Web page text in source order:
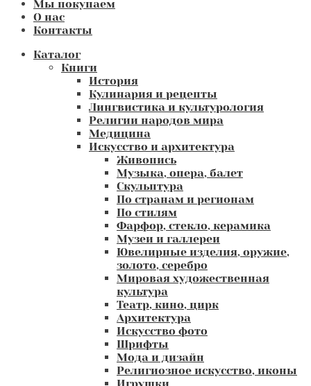
Мы покупаем
О нас
Контакты
Каталог
Книги
История
Кулинария и рецепты
Лингвистика и культурология
Религии народов мира
Медицина
Искусство и архитектура
Живопись
Музыка, опера, балет
Скульптура
По странам и регионам
По стилям
Фарфор, стекло, керамика
Музеи и галлереи
Ювелирные изделия, оружие,
золото, серебро
Мировая художественная
культура
Театр, кино, цирк
Архитектура
Искусство фото
Шрифты
Мода и дизайн
Религиозное искусство, иконы